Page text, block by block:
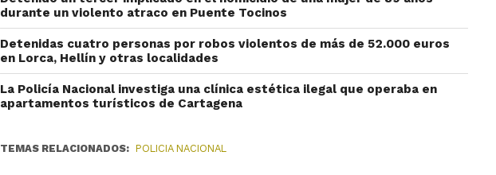
durante un violento atraco en Puente Tocinos
Detenidas cuatro personas por robos violentos de más de 52.000 euros
en Lorca, Hellín y otras localidades
La Policía Nacional investiga una clínica estética ilegal que operaba en
apartamentos turísticos de Cartagena
TEMAS RELACIONADOS: POLICIA NACIONAL